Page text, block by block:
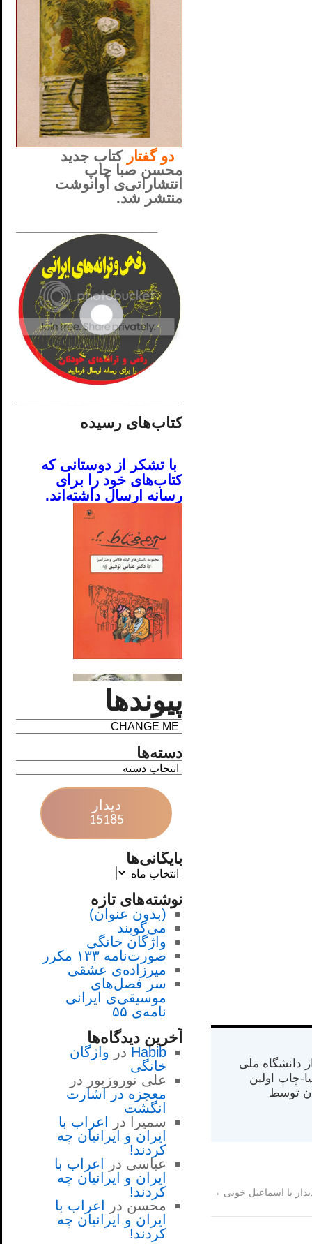
از دانشگاه ملی
در کالیفرنیا-چاپ اولین
در سال ۱۳۸۴ در ایران توسط
با اسماعیل خویی →
دوگفتار کتاب جدید
محسن صبا چاپ
انتشاراتی‌ی آوانوشت
منتشر شد.
کتاب‌های رسیده
با تشکر از دوستانی که
کتاب‌های خود را برای
رسانه ارسال داشته‌اند.
پیوندها
دسته‌ها
دیدار
15185
بایگانی‌ها
نوشته‌های تازه
(بدون عنوان)
می‌گویند
واژگان خانگی
صورت‌نامه ۱۳۳ مکرر
میرزاده‌ی عشقی
سر فصل‌هاى
موسيقى‌ی ايرانى
نامه‌ی ۵۵
آخرین دیدگاه‌ها
Habib در واژگان
خانگی
علی نوروزپور در
معجزه در اشارت
انگشت
سمیرا
در
اعراب با
ايران و ايرانيان چه
كردند!
عباسی در
اعراب با
ايران و ايرانيان چه
كردند!
محسن در
اعراب با
ايران و ايرانيان چه
كردند!